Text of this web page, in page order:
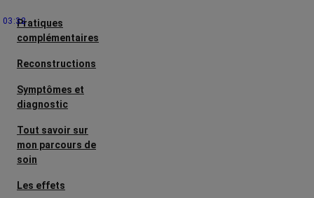
Pratiques
complémentaires
Reconstructions
Symptômes et
diagnostic
Tout savoir sur
mon parcours de
soin
Les effets
03:32